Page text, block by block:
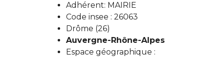
Adhérent: MAIRIE
Code insee : 26063
Drôme (26)
Auvergne-Rhône-Alpes
Espace géographique :